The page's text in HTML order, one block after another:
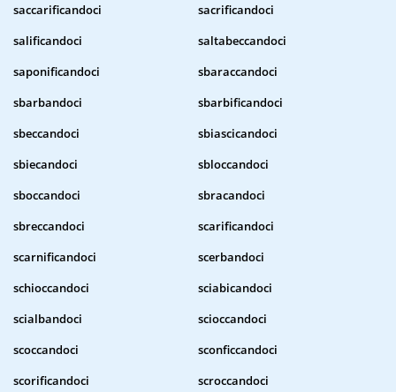
saccarificandoci
sacrificandoci
salificandoci
saltabeccandoci
saponificandoci
sbaraccandoci
sbarbandoci
sbarbificandoci
sbeccandoci
sbiascicandoci
sbiecandoci
sbloccandoci
sboccandoci
sbracandoci
sbreccandoci
scarificandoci
scarnificandoci
scerbandoci
schioccandoci
sciabicandoci
scialbandoci
scioccandoci
scoccandoci
sconficcandoci
scorificandoci
scroccandoci